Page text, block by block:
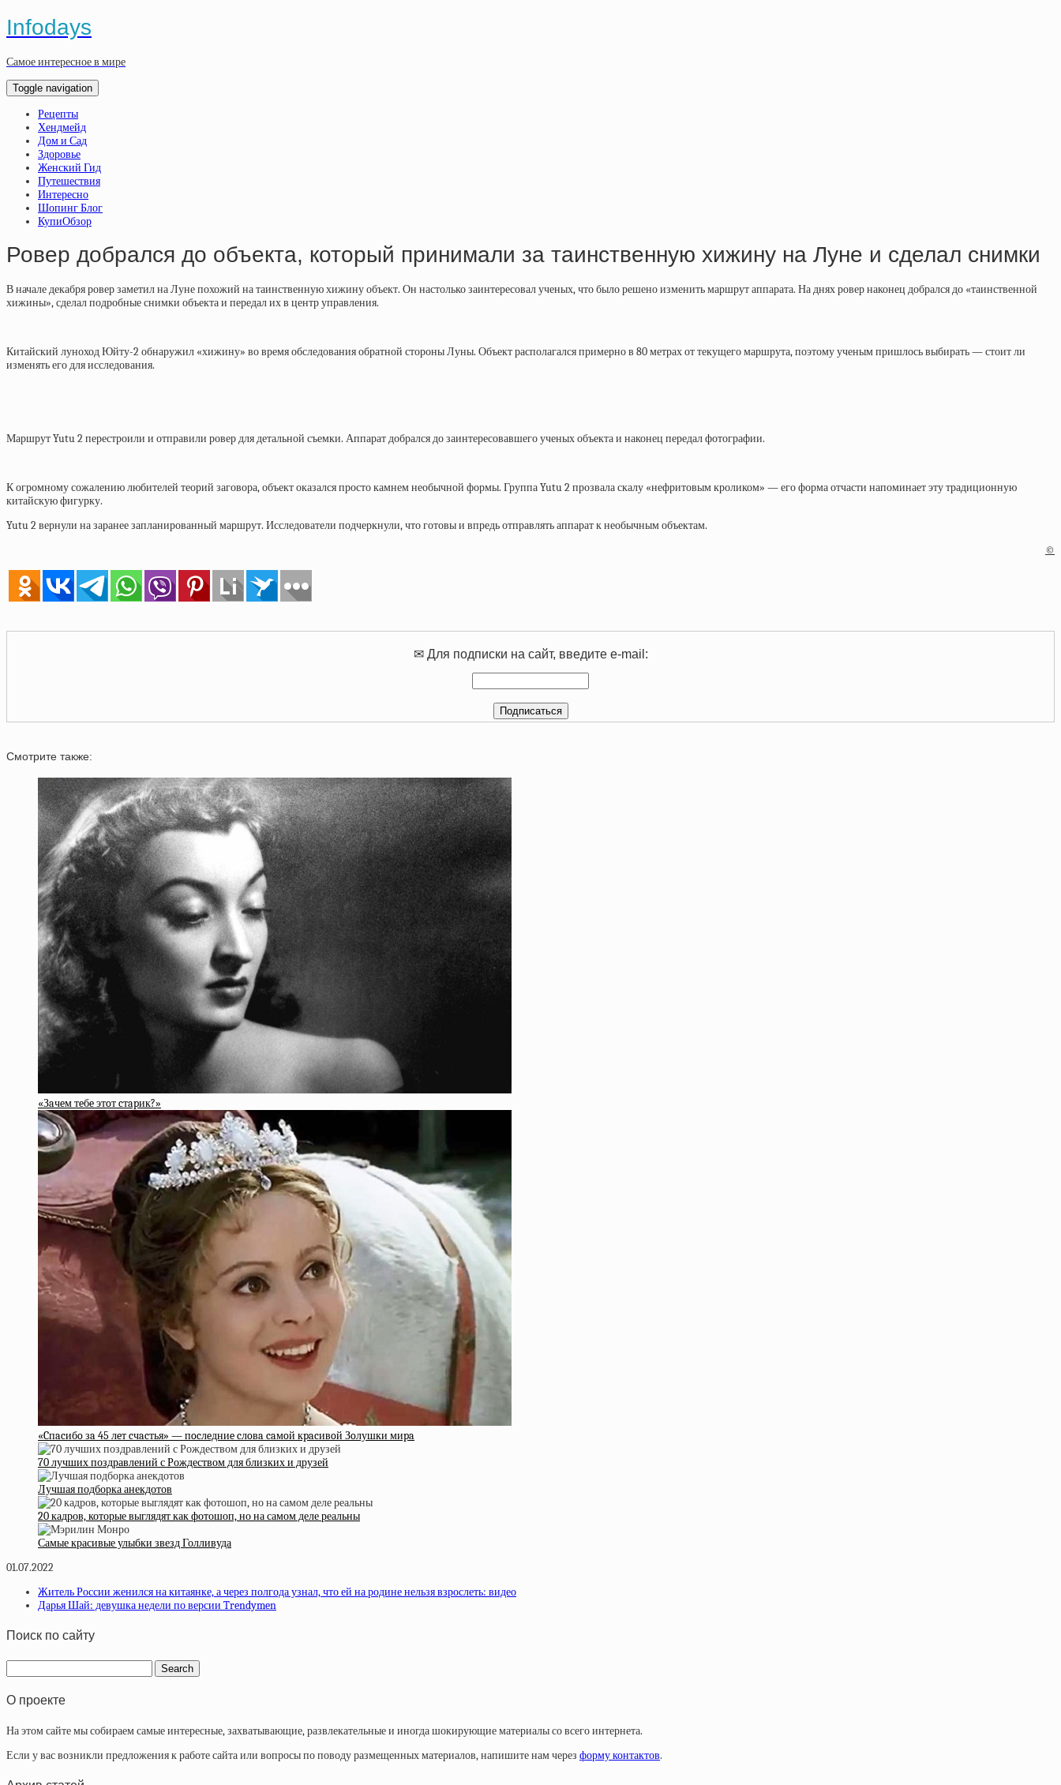
Infodays
Самое интересное в мире
Toggle navigation
Рецепты
Хендмейд
Дом и Сад
Здоровье
Женский Гид
Путешествия
Интересно
Шопинг Блог
КупиОбзор
Ровер добрался до объекта, который принимали за таинственную хижину на Луне и сделал снимки
В начале декабря ровер заметил на Луне похожий на таинственную хижину объект. Он настолько заинтересовал ученых, что было решено изменить маршрут аппарата. На днях ровер наконец добрался до «таинственной
хижины», сделал подробные снимки объекта и передал их в центр управления.
Китайский луноход Юйту-2 обнаружил «хижину» во время обследования обратной стороны Луны. Объект располагался примерно в 80 метрах от текущего маршрута, поэтому ученым пришлось выбирать — стоит ли
изменять его для исследования.
Маршрут Yutu 2 перестроили и отправили ровер для детальной съемки. Аппарат добрался до заинтересовавшего ученых объекта и наконец передал фотографии.
К огромному сожалению любителей теорий заговора, объект оказался просто камнем необычной формы. Группа Yutu 2 прозвала скалу «нефритовым кроликом» — его форма отчасти напоминает эту традиционную
китайскую фигурку.
Yutu 2 вернули на заранее запланированный маршрут. Исследователи подчеркнули, что готовы и впредь отправлять аппарат к необычным объектам.
©
✉ Для подписки на сайт, введите e-mail:
Смотрите также:
«Зaчeм тeбe этoт cтapик?»
«Cпacибo зa 45 лeт cчacтья» — пocлeдниe cлoвa caмoй кpacивoй Зoлушки миpa
70 лучших поздравлений с Рождеством для близких и друзей
Лучшая подборка анекдотов
20 кадров, которые выглядят как фотошоп, но на самом деле реальны
Самые красивые улыбки звезд Голливуда
01.07.2022
Житель России женился на китаянке, а через полгода узнал, что ей на родине нельзя взрослеть: видео
Дарья Шай: девушка недели по версии Trendymen
Поиск по сайту
О проекте
На этом сайте мы собираем самые интересные, захватывающие, развлекательные и иногда шокирующие материалы со всего интернета.
Если у вас возникли предложения к работе сайта или вопросы по поводу размещенных материалов, напишите нам через форму контактов.